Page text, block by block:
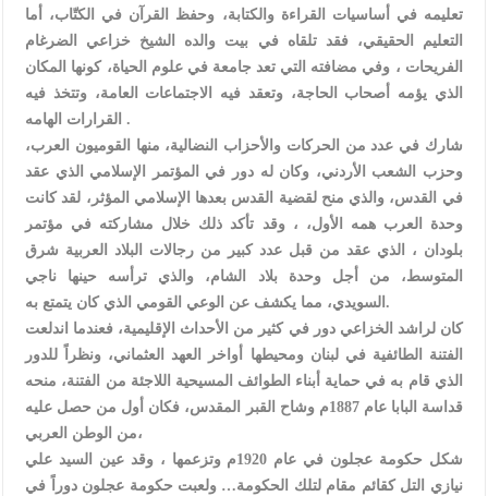
الملك يلتقي مجموعة من رفاق السلاح
الملك يتلقى اتصالا هاتفيا من العاهل البحريني
القاضي محمود أحمد فريحات.. مبارك ومزيدا من التوفيق
تعليمه في أساسيات القراءة والكتابة، وحفظ القرآن في الكتّاب، أما
التعليم الحقيقي، فقد تلقاه في بيت والده الشيخ خزاعي الضرغام
الفريحات ، وفي مضافته التي تعد جامعة في علوم الحياة، كونها المكان
الذي يؤمه أصحاب الحاجة، وتعقد فيه الاجتماعات العامة، وتتخذ فيه
القرارات الهامه .
شارك في عدد من الحركات والأحزاب النضالية، منها القوميون العرب،
وحزب الشعب الأردني، وكان له دور في المؤتمر الإسلامي الذي عقد
في القدس، والذي منح لقضية القدس بعدها الإسلامي المؤثر، لقد كانت
وحدة العرب همه الأول، ، وقد تأكد ذلك خلال مشاركته في مؤتمر
بلودان ، الذي عقد من قبل عدد كبير من رجالات البلاد العربية شرق
المتوسط، من أجل وحدة بلاد الشام، والذي ترأسه حينها ناجي
السويدي، مما يكشف عن الوعي القومي الذي كان يتمتع به.
كان لراشد الخزاعي دور في كثير من الأحداث الإقليمية، فعندما اندلعت
الفتنة الطائفية في لبنان ومحيطها أواخر العهد العثماني، ونظراً للدور
الذي قام به في حماية أبناء الطوائف المسيحية اللاجئة من الفتنة، منحه
قداسة البابا عام 1887م وشاح القبر المقدس، فكان أول من حصل عليه
من الوطن العربي،
شكل حكومة عجلون في عام 1920م وتزعمها ، وقد عين السيد علي
نيازي التل كقائم مقام لتلك الحكومة… ولعبت حكومة عجلون دوراً في